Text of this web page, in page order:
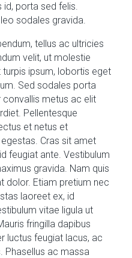
id, porta sed felis.
sodales gravida.
tellus ac ultricies
velit, ut molestie
ipsum, lobortis eget
Sed sodales porta
metus ac elit
Pellentesque
et netus et
Cras sit amet
feugiat ante. Vestibulum
gravida. Nam quis
dolor. Etiam pretium nec
laoreet ex, id
vitae ligula ut
fringilla dapibus
luctus feugiat lacus, ac
Phasellus ac massa